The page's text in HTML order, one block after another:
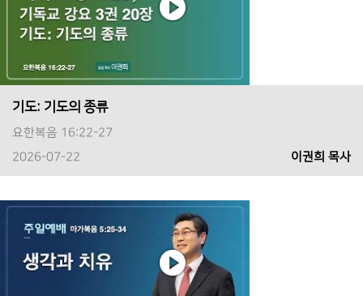
기도: 기도의 종류
요한복음 16:22-27
2026-07-22
이권희 목사